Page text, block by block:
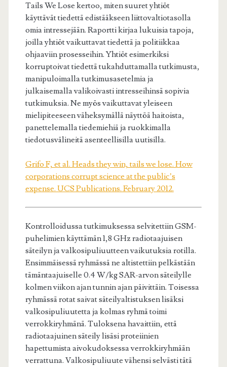
Tails We Lose kertoo, miten suuret yhtiöt
käyttävät tiedettä edistääkseen liittovaltiotasolla
omia intressejään. Raportti kirjaa lukuisia tapoja,
joilla yhtiöt vaikuttavat tiedettä ja politiikkaa
ohjaaviin prosesseihin. Yhtiöt esimerkiksi
korruptoivat tiedettä tukahduttamalla tutkimusta,
manipuloimalla tutkimusasetelmia ja
julkaisemalla valikoivasti intresseihinsä sopivia
tutkimuksia. Ne myös vaikuttavat yleiseen
mielipiteeseen väheksymällä näyttöä haitoista,
panettelemalla tiedemiehiä ja ruokkimalla
tiedotusvälineitä asenteellisilla uutisilla.
Grifo F, et al. Heads they win, tails we lose. How
corporations corrupt science at the public’s
expense. UCS Publications. February 2012.
Kontrolloidussa tutkimuksessa selvitettiin GSM-
puhelimien käyttämän 1,8 GHz radiotaajuisen
säteilyn ja valkosipuliuutteen vaikutuksia rotilla.
Ensimmäisessä ryhmässä ne altistettiin pelkästään
tämäntaajuiselle 0.4 W/kg SAR-arvon säteilylle
kolmen viikon ajan tunnin ajan päivittäin. Toisessa
ryhmässä rotat saivat säteilyaltistuksen lisäksi
valkosipuliuutetta ja kolmas ryhmä toimi
verrokkiryhmänä. Tuloksena havaittiin, että
radiotaajuinen säteily lisäsi proteiinien
hapettumista aivokudoksessa verrokkiryhmään
verrattuna. Valkosipuliuute vähensi selvästi tätä